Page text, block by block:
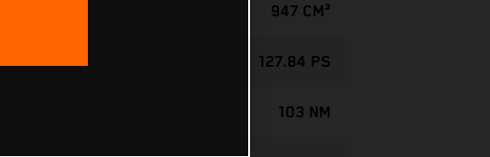
947 CM³
127.84 PS
103 NM